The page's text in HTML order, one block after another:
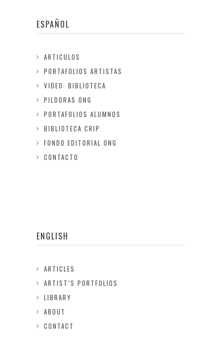
ESPAÑOL
ARTICULOS
PORTAFOLIOS ARTISTAS
VIDEO: BIBLIOTECA
PILDORAS ONG
PORTAFOLIOS ALUMNOS
BIBLIOTECA CRIP
FONDO EDITORIAL ONG
CONTACTO
ENGLISH
ARTICLES
ARTIST’S PORTFOLIOS
LIBRARY
ABOUT
CONTACT